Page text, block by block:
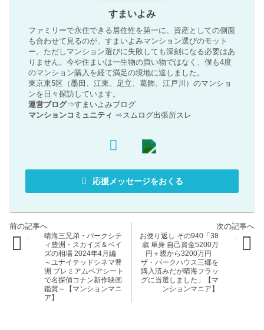
すまいよみ
ファミリーで永住できる居住性を第一に、資産としての側面
も合わせて見るのが、すまいよみマンション選びのモット
ー。ただしマンション選びに失敗しても深刻になる必要はあ
りません。今や住まいは一生物の買い物ではなく、僕も4度
のマンション購入を経て満足の境地に達しました。
東京東5区（墨田、江東、足立、葛飾、江戸川）のマンショ
ンを日々探訪しています。
運営ブログ⇒すまいよみブログ
マンションコミュニティ ⇒スムログ出張所スレ
応援メッセージをおくる
晴海三兄弟・パークシテ
ィ豊洲・スカイズ＆ベイ
ズの相場 2024年4月編
～ユナイテッドシネマ豊
洲 プレミアムペアシート
で名探偵コナン新作映画
鑑賞～【マンションマニ
ア】
お便り返し その940「38
歳 単身 自己資金5200万
円＋親から3200万円
ザ・パークハウス三郷を
購入済みだが晴海フラッ
グに当選しました」【マ
ンションマニア】